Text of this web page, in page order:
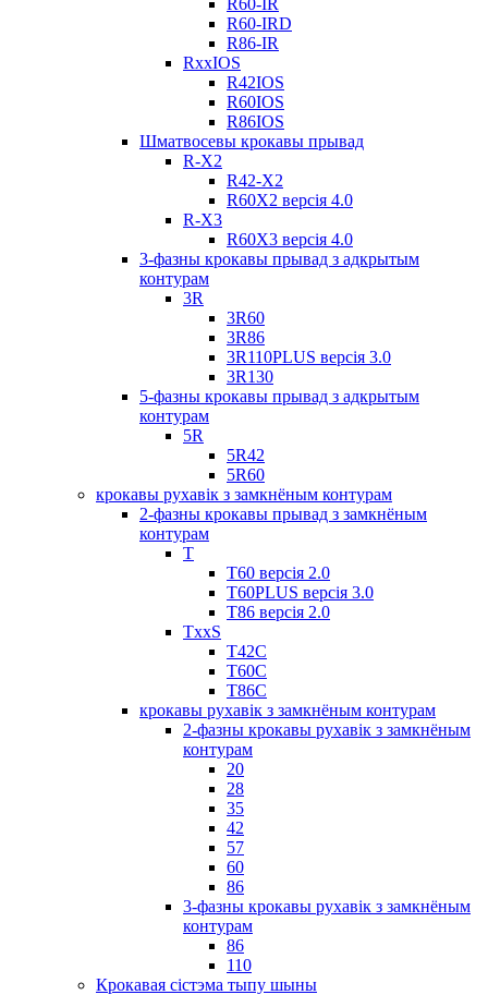
R60-IR
R60-IRD
R86-IR
RxxIOS
R42IOS
R60IOS
R86IOS
Шматвосевы крокавы прывад
R-X2
R42-X2
R60X2 версія 4.0
R-X3
R60X3 версія 4.0
3-фазны крокавы прывад з адкрытым
контурам
3R
3R60
3R86
3R110PLUS версія 3.0
3R130
5-фазны крокавы прывад з адкрытым
контурам
5R
5R42
5R60
крокавы рухавік з замкнёным контурам
2-фазны крокавы прывад з замкнёным
контурам
T
Т60 версія 2.0
T60PLUS версія 3.0
Т86 версія 2.0
TxxS
Т42С
Т60С
Т86С
крокавы рухавік з замкнёным контурам
2-фазны крокавы рухавік з замкнёным
контурам
20
28
35
42
57
60
86
3-фазны крокавы рухавік з замкнёным
контурам
86
110
Крокавая сістэма тыпу шыны